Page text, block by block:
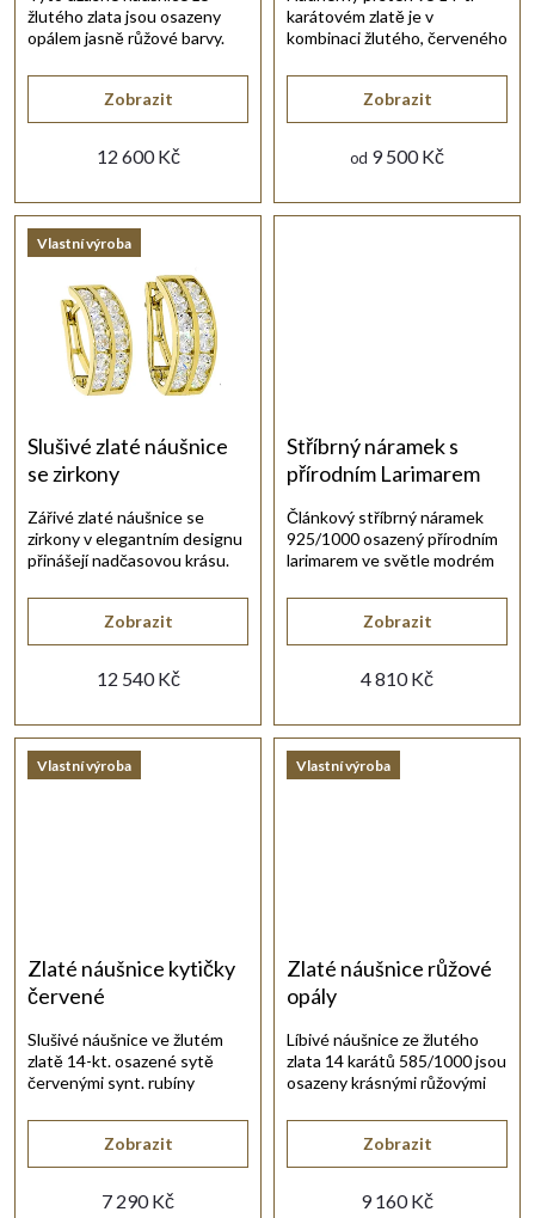
r
o
u
12 600 Kč
Zobrazit
žlutého zlata jsou osazeny
opálem jasně růžové barvy.
od 9 500 Kč
Zobrazit
karátovém zlatě je v
kombinaci žlutého, červeného
Vlastní výroba
Slušivé zlaté náušnice
se zirkony
12 540 Kč
Zobrazit
Zářivé zlaté náušnice se
zirkony v elegantním designu
přinášejí nadčasovou krásu.
Stříbrný náramek s
přírodním Larimarem
4 810 Kč
Zobrazit
Článkový stříbrný náramek
925/1000 osazený přírodním
larimarem ve světle modrém
Vlastní výroba
Zlaté náušnice kytičky
červené
7 290 Kč
Zobrazit
Slušivé náušnice ve žlutém
zlatě 14-kt. osazené sytě
červenými synt. rubíny
Vlastní výroba
Zlaté náušnice růžové
opály
9 160 Kč
Zobrazit
Líbivé náušnice ze žlutého
zlata 14 karátů 585/1000 jsou
osazeny krásnými růžovými